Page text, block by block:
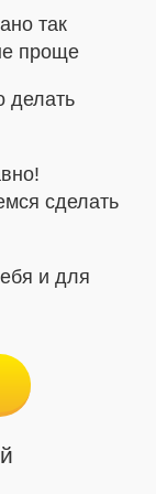
с Wi-Fi
часть
WiFi, без
то можно
по
И даже
с
единой
так
проще
делать
сделать
и для